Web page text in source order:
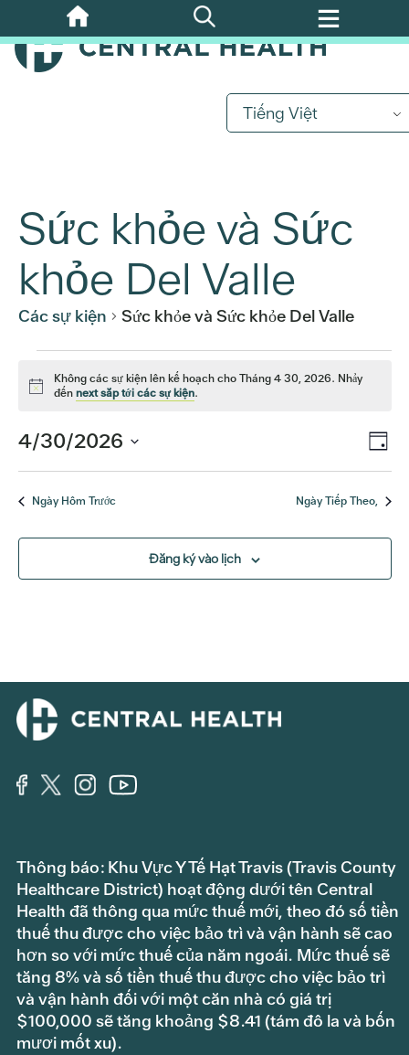
qua
nội
Tiếng Việt
Sức khỏe và Sức
khỏe Del Valle
Các sự kiện Sức khỏe và Sức khỏe Del Valle
Các
kiện
cho
2026
Để
Không các sự kiện lên kế hoạch cho Tháng 4 30, 2026. Nhảy
đếnnext sắp tới các sự kiện.
Sự
Ngày
4/30/2026
Ngày Hôm Trước Ngày Tiếp Theo,
Đăng ký vào lịch
Thông báo: Khu Vực Y Tế Hạt Travis (Travis County
Healthcare District) hoạt động dưới tên Central
Health đã thông qua mức thuế mới, theo đó số tiền
thuế thu được cho việc bảo trì và vận hành sẽ cao
hơn so với mức thuế của năm ngoái. Mức thuế sẽ
tăng 8% và số tiền thuế thu được cho việc bảo trì
và vận hành đối với một căn nhà có giá trị
$100,000 sẽ tăng khoảng $8.41 (tám đô la và bốn
mươi mốt xu).